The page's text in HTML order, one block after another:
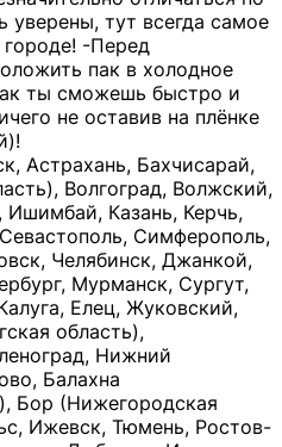
уверены, тут всегда самое
-Перед
пак в холодное
ты сможешь быстро и
не оставив на плёнке
Астрахань, Бахчисарай,
Волгоград, Волжский,
Ишимбай, Казань, Керчь,
Симферополь,
Челябинск, Джанкой,
Мурманск, Сургут,
Елец, Жуковский,
область),
Нижний
Балахна
Бор (Нижегородская
Ижевск, Тюмень, Ростов-